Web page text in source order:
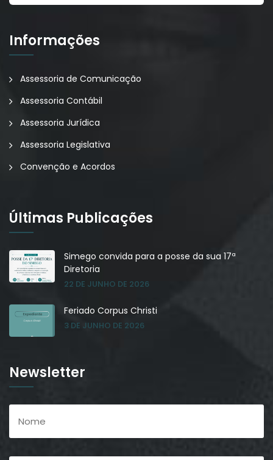
Informações
Assessoria de Comunicação
Assessoria Contábil
Assessoria Jurídica
Assessoria Legislativa
Convenção e Acordos
Últimas Publicações
Simego convida para a posse da sua 17ª
Diretoria
22 DE JUNHO DE 2026
Feriado Corpus Christi
3 DE JUNHO DE 2026
Newsletter